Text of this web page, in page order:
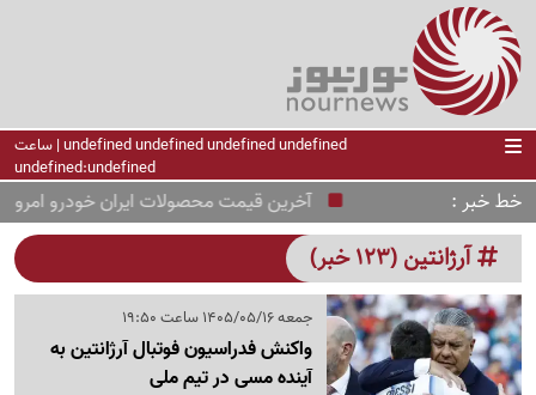
undefined undefined undefined undefined | ساعت
undefined:undefined
خط خبر آخرین قیمت محصولات ایران خودرو امروز یکشنبه 18 مرداد / ری‌را، دنا، تارا و
آرژانتین (123 خبر)
جمعه 1405/05/16 ساعت 19:50
واکنش فدراسیون فوتبال آرژانتین به
آینده مسی در تیم ملی